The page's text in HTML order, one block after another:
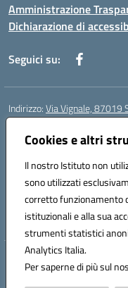
Cookies e altri
Il nostro Istituto non
sono utilizzati
corretto funzionamento
istituzionali e alla sua
strumenti statistici
Analytics Italia.
Per saperne di più sul
Amministrazione
Dichiarazione di
Seguici su:
Indirizzo:Via Vignale, 87019
Centralino:
Posta elettronica certificata
Codice fiscale:
Codice meccanografico:
Codice Indice delle
Codice unico di fatturazione
Hosting &
Concept